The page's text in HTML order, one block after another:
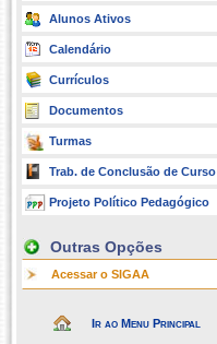
Alunos Ativos
Calendário
Currículos
Documentos
Turmas
Trab. de Conclusão de Curso
Projeto Político Pedagógico
Outras Opções
Acessar o SIGAA
Ir ao Menu Principal